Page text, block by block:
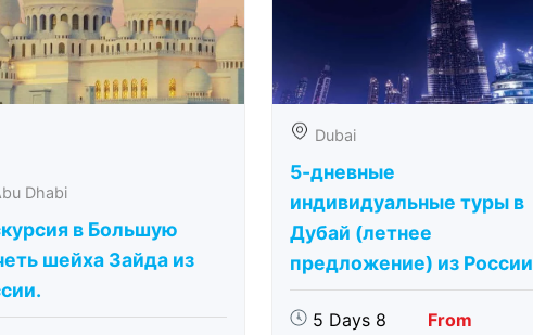
Dhabi
в Большую
шейха Зайда из
Dubai
5-дневные
индивидуальные туры в
Дубай (летнее
предложение) из России
5 Days 8
From